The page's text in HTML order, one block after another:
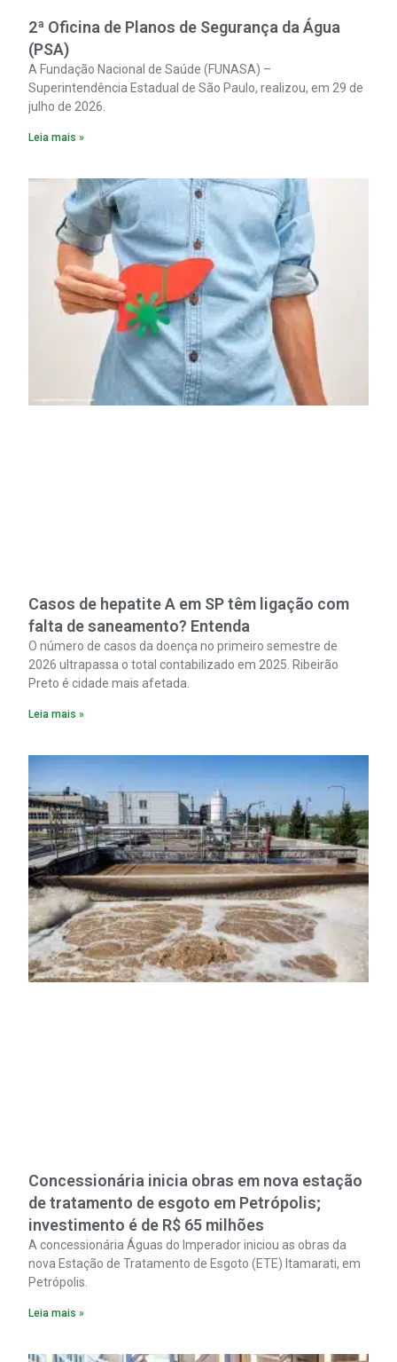
2ª Oficina de Planos de Segurança da Água
(PSA)
A Fundação Nacional de Saúde (FUNASA) –
Superintendência Estadual de São Paulo, realizou, em 29 de
julho de 2026.
Leia mais »
Casos de hepatite A em SP têm ligação com
falta de saneamento? Entenda
O número de casos da doença no primeiro semestre de
2026 ultrapassa o total contabilizado em 2025. Ribeirão
Preto é cidade mais afetada.
Leia mais »
Concessionária inicia obras em nova estação
de tratamento de esgoto em Petrópolis;
investimento é de R$ 65 milhões
A concessionária Águas do Imperador iniciou as obras da
nova Estação de Tratamento de Esgoto (ETE) Itamarati, em
Petrópolis.
Leia mais »